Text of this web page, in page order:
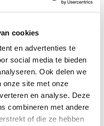
cookies
en advertenties te
social media te bieden
Ook delen we
onze site met onze
en analyse. Deze
combineren met andere
of die ze hebben
450 personen. Dit leidde tot
om de buik mee. Dit had